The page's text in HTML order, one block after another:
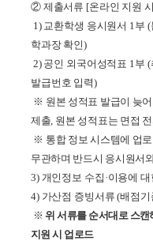
② 제출서류 [온라인 지원
1) 교환학생 응시원서 1 부 (
학과장 확인)
2) 공인 외국어성적표 1 부 (
발급번호 입력)
※ 원본 성적표 발급이 늦
제출 원본 성적표는 면접
※ 통합 정보 시스템에 업
무관하며 반드시 응시원서
3) 개인정보 수집 ·이용에 대
4) 가산점 증빙서류(배점기
※ 위 서류를 순서대로 스캔
지원 시 업로드